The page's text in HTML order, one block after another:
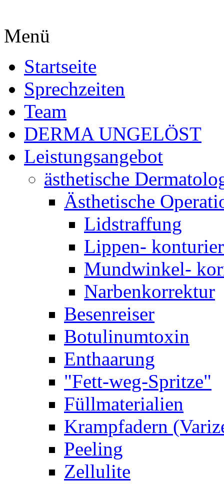
Menü
Startseite
Sprechzeiten
Team
DERMA UNGELÖST
Leistungsangebot
ästhetische
Ästhetische
Lidstraffung
Lippen-
Mundwinkel-
Narbenkorrektur
Besenreiser
Botulinumtoxin
Enthaarung
"Fett-weg-Spritze"
Füllmaterialien
Krampfadern
Peeling
Zellulite